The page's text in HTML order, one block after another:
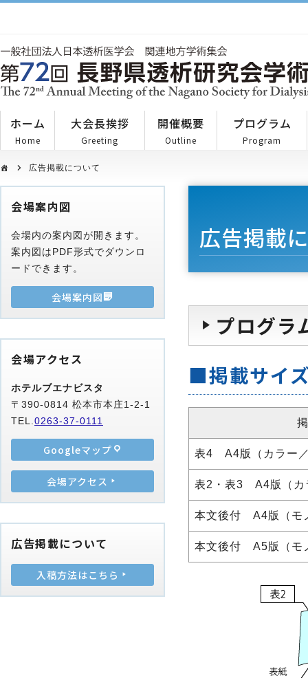
ホーム
Home
大会長挨拶
Greeting
開催概要
Outline
プログラム
Program
広告掲載について
広告掲載
プログラ
■掲載サイ
表4 A4版（カラー
表2・表3 A4版（カ
本文後付 A4版（モ
本文後付 A5版（モ
会場案内図
会場内の案内図が開きます。
案内図はPDF形式でダウンロ
ードできます。
会場案内図
会場アクセス
ホテルブエナビスタ
〒390-0814 松本市本庄1-2-1
TEL. 0263-37-0111
Googleマップ
会場アクセス
広告掲載について
入稿方法はこちら